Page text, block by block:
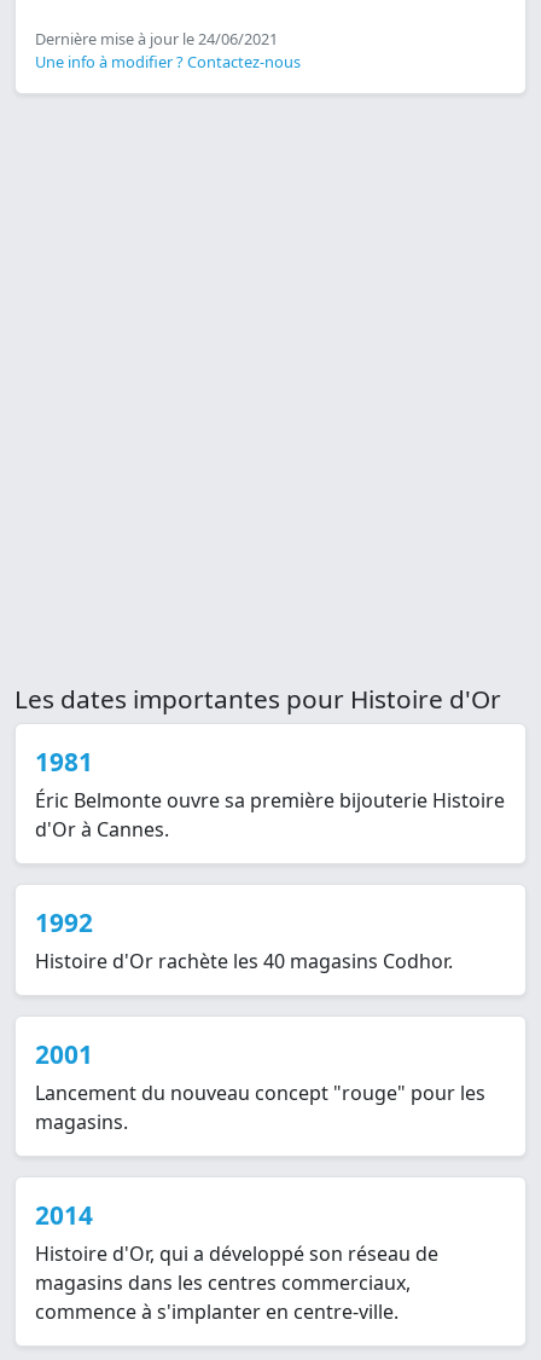
Dernière mise à jour le 24/06/2021
Une info à modifier ? Contactez-nous
Les dates importantes pour Histoire d'Or
1981
Éric Belmonte ouvre sa première bijouterie Histoire
d'Or à Cannes.
1992
Histoire d'Or rachète les 40 magasins Codhor.
2001
Lancement du nouveau concept "rouge" pour les
magasins.
2014
Histoire d'Or, qui a développé son réseau de
magasins dans les centres commerciaux,
commence à s'implanter en centre-ville.